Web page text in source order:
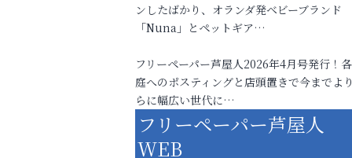
ンしたばかり、オランダ発ベビーブランド
「Nuna」とペットギア…
フリーペーパー芦屋人2026年4月号発行！
庭へのポスティングと店頭置きで今までよ
らに幅広い世代に…
フリーペーパー芦屋人
WEB